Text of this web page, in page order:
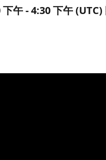
午 - 4:30 下午